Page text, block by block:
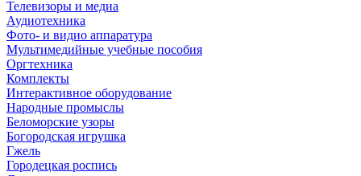
Телевизоры и медиа
Аудиотехника
Фото- и видио аппаратура
Мультимедийные учебные пособия
Оргтехника
Комплекты
Интерактивное оборудование
Народные промыслы
Беломорские узоры
Богородская игрушка
Гжель
Городецкая роспись